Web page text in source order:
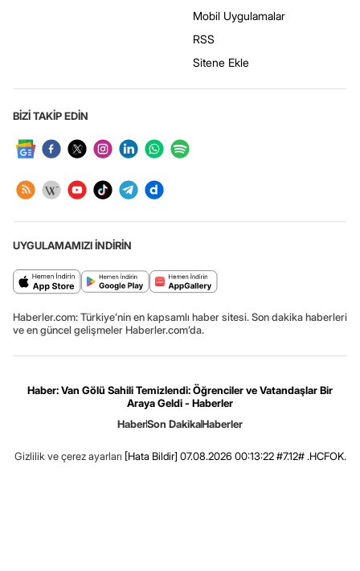
Mobil Uygulamalar
RSS
Sitene Ekle
BİZİ TAKİP EDİN
UYGULAMAMIZI İNDİRİN
Haberler.com: Türkiye’nin en kapsamlı haber sitesi. Son dakika haberleri
ve en güncel gelişmeler Haberler.com’da.
Haber: Van Gölü Sahili Temizlendi: Öğrenciler ve Vatandaşlar Bir
Araya Geldi - Haberler
HaberSon DakikaHaberler
Gizlilik ve çerez ayarları [Hata Bildir] 07.08.2026 00:13:22 #7.12# .HCFOK.